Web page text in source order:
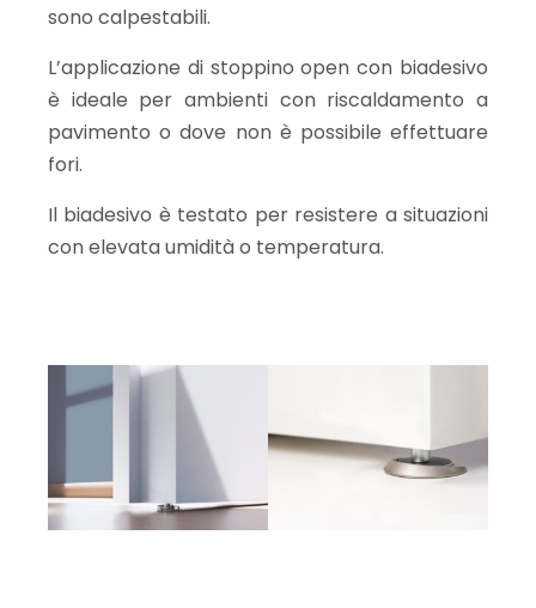
sono calpestabili.
L’applicazione di stoppino open con biadesivo
è ideale per ambienti con riscaldamento a
pavimento o dove non è possibile effettuare
fori.
Il biadesivo è testato per resistere a situazioni
con elevata umidità o temperatura.